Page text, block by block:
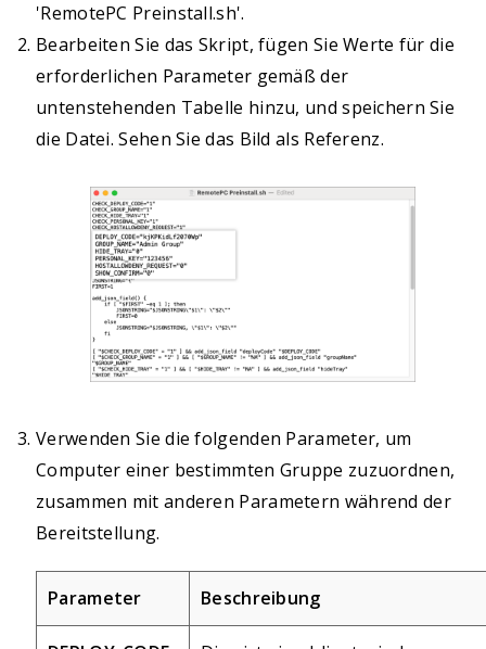
'RemotePC Preinstall.sh'.
Bearbeiten Sie das Skript, fügen Sie Werte für die
erforderlichen Parameter gemäß der
untenstehenden Tabelle hinzu, und speichern Sie
die Datei. Sehen Sie das Bild als Referenz.
Verwenden Sie die folgenden Parameter, um
Computer einer bestimmten Gruppe zuzuordnen,
zusammen mit anderen Parametern während der
Bereitstellung.
Parameter Beschreibung